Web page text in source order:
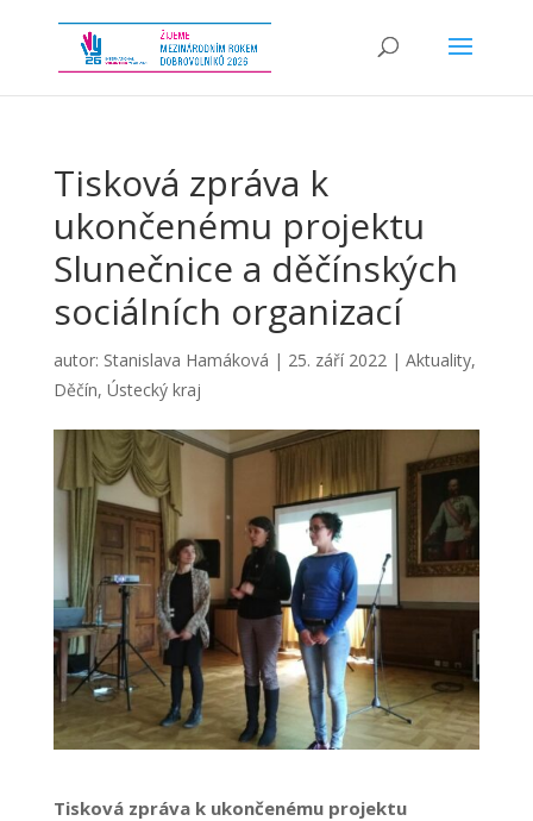
Tisková zpráva k
ukončenému projektu
Slunečnice a děčínských
sociálních organizací
autor: Stanislava Hamáková | 25. září 2022| Aktuality,
Děčín, Ústecký kraj
Tisková zpráva k ukončenému projektu